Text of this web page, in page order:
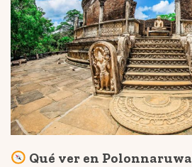
Qué ver en Polonnaruwa